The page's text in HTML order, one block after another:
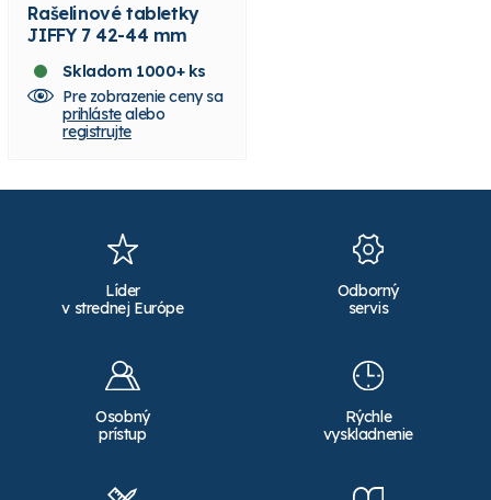
Rašelinové tabletky
JIFFY 7 42-44 mm
Skladom 1000+ ks
Pre zobrazenie ceny sa
prihlástealebo
registrujte
Líder
v strednej Európe
Odborný
servis
Osobný
prístup
Rýchle
vyskladnenie